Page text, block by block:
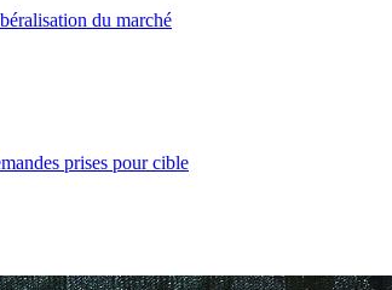
du marché
prises pour cible